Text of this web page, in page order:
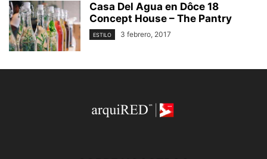
Casa Del Agua en Dôce 18
Concept House – The Pantry
ESTILO 3 febrero, 2017